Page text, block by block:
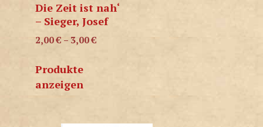
Die Zeit ist nah‘
– Sieger, Josef
2,00€ – 3,00€
Produkte
anzeigen